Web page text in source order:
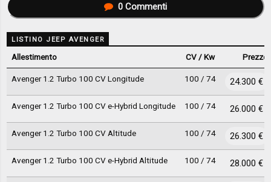
0Commenti
LISTINO JEEP AVENGER
Allestimento CV / Kw Prezzo
Avenger 1.2 Turbo 100 CV Longitude 100 / 74 24.300 €
Avenger 1.2 Turbo 100 CV e-Hybrid Longitude 100 / 74 26.000 €
Avenger 1.2 Turbo 100 CV Altitude 100 / 74 26.300 €
Avenger 1.2 Turbo 100 CV e-Hybrid Altitude 100 / 74 28.000 €